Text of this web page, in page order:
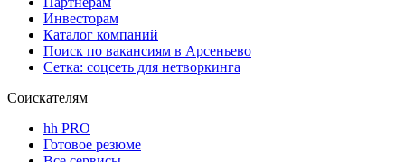
Инвесторам
Каталог компаний
Поиск по вакансиям в Арсеньево
Сетка: соцсеть для нетворкинга
Соискателям
hh PRO
Готовое резюме